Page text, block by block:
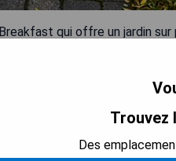
qui offre un jardin
disposent de l'air
plat et de la literie
du Elms of Camden.
à 3,2 km tandis que le
Trouvez
Des